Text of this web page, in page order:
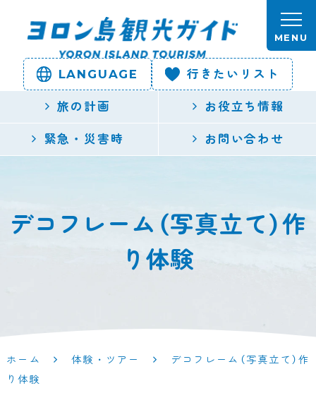
ヨロン島
観光ガイ
ド | 鹿児
端の与論
島公式観
LANGUAGE 行きたいリスト
旅の計画 お役立ち情報
緊急・災害時 お問い合わせ
MENU
デコフレーム（写真立て）作
り体験
ホーム 体験・ツアー
デコフレーム（写真立て）作
り体験